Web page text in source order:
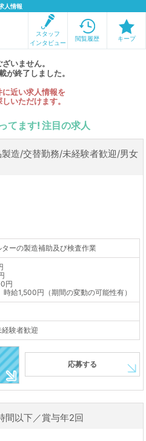
人情報
スタッフ
インタビュー
閲覧履歴 キープ
いません。
が終了しました。
に近い求人情報を
いただけます。
てます! 注目の求人
造/交替勤務/未経験者歓迎/男女
ーの製造補助及び検査作業
円
1,500円（期間の変動の可能性有）
験者歓迎
応募する
間以下／賞与年2回